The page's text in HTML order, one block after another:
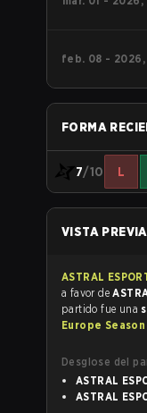
feb. 08 - 2026,
FORMA
7/10 L
VISTA
ASTRAL
a favor de
partido fue una
Europe
Desglose del
ASTRAL
ASTRAL